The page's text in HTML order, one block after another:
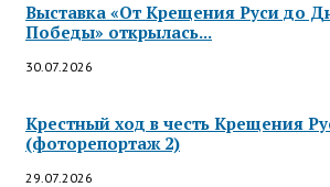
Выставка «От Крещения Руси до
Победы» открылась...
30.07.2026
Крестный ход в честь Крещения
(фоторепортаж 2)
29.07.2026